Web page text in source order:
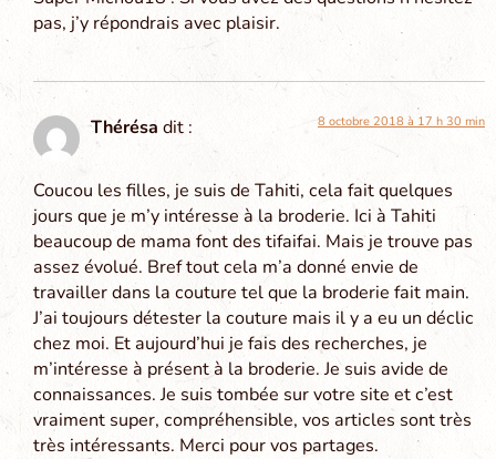
pas, j’y répondrais avec plaisir.
Thérésa dit : 8 octobre 2018 à 17 h 30 min
Coucou les filles, je suis de Tahiti, cela fait quelques
jours que je m’y intéresse à la broderie. Ici à Tahiti
beaucoup de mama font des tifaifai. Mais je trouve pas
assez évolué. Bref tout cela m’a donné envie de
travailler dans la couture tel que la broderie fait main.
J’ai toujours détester la couture mais il y a eu un déclic
chez moi. Et aujourd’hui je fais des recherches, je
m’intéresse à présent à la broderie. Je suis avide de
connaissances. Je suis tombée sur votre site et c’est
vraiment super, compréhensible, vos articles sont très
très intéressants. Merci pour vos partages.